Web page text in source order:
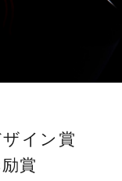
ザイン賞
賞